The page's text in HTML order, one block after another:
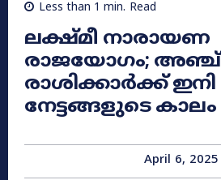
Less than 1 min. Read
ലക്ഷ്മീ നാരായണ
രാജയോഗം; അഞ്ച്
രാശിക്കാർക്ക് ഇനി
നേട്ടങ്ങളുടെ കാലം
April 6, 2025